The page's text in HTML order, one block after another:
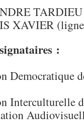
XAVIER
:
Democratique
Interculturelle